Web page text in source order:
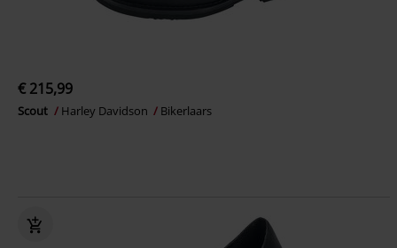
€ 215,99
Scout Harley Davidson Bikerlaars